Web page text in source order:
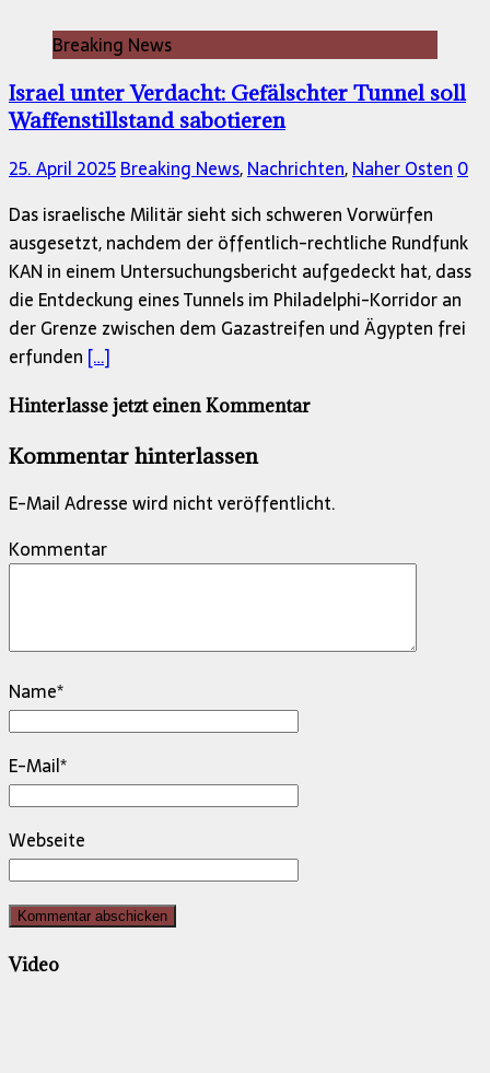
Breaking News
Israel unter Verdacht: Gefälschter Tunnel soll
Waffenstillstand sabotieren
25. April 2025Breaking News,Nachrichten,Naher Osten 0
Das israelische Militär sieht sich schweren Vorwürfen
ausgesetzt, nachdem der öffentlich-rechtliche Rundfunk
KAN in einem Untersuchungsbericht aufgedeckt hat, dass
die Entdeckung eines Tunnels im Philadelphi-Korridor an
der Grenze zwischen dem Gazastreifen und Ägypten frei
erfunden […]
Hinterlasse jetzt einen Kommentar
Kommentar hinterlassen
E-Mail Adresse wird nicht veröffentlicht.
Kommentar
Name*
E-Mail*
Webseite
Video